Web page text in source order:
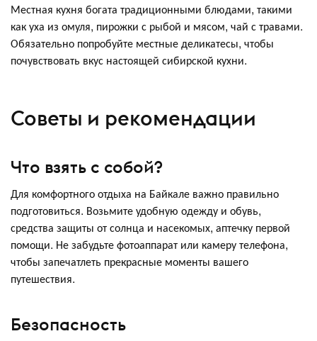
Местная кухня богата традиционными блюдами, такими
как уха из омуля, пирожки с рыбой и мясом, чай с травами.
Обязательно попробуйте местные деликатесы, чтобы
почувствовать вкус настоящей сибирской кухни.
Советы и рекомендации
Что взять с собой?
Для комфортного отдыха на Байкале важно правильно
подготовиться. Возьмите удобную одежду и обувь,
средства защиты от солнца и насекомых, аптечку первой
помощи. Не забудьте фотоаппарат или камеру телефона,
чтобы запечатлеть прекрасные моменты вашего
путешествия.
Безопасность